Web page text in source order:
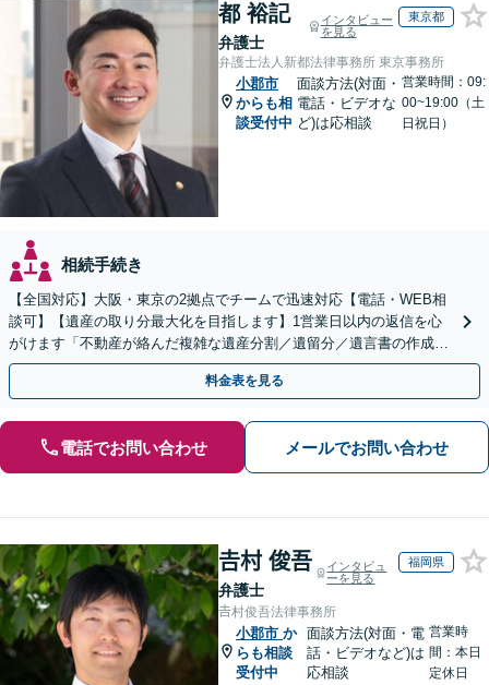
都 裕記
弁護士
インタビュー
を見る
東京都
弁護士法人新都法律事務所 東京事務所
小郡市
からも相
談受付中
面談方法(対面・
電話・ビデオな
ど)は応相談
営業時間：09:
00~19:00（土
日祝日）
相続手続き
【全国対応】大阪・東京の2拠点でチームで迅速対応【電話・WEB相
談可】【遺産の取り分最大化を目指します】1営業日以内の返信を心
がけます「不動産が絡んだ複雑な遺産分割／遺留分／遺言書の作成・
執行／事業承継など、お任せください」【休日相談あり】
料金表を見る
電話でお問い合わせ メールでお問い合わせ
𠮷村 俊吾
弁護士
インタビュ
ーを見る
福岡県
𠮷村俊吾法律事務所
小郡市 か
らも相談
受付中
面談方法(対面・電
話・ビデオなど)は
応相談
営業時
間：本日
定休日